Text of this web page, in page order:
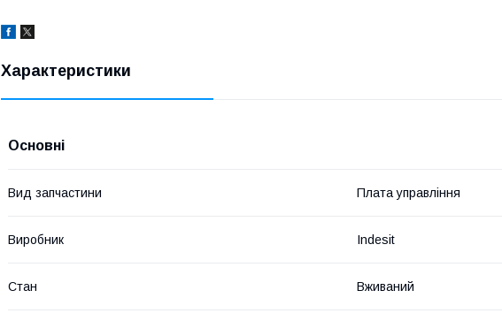
Характеристики
Основні
Вид запчастини Плата управління
Виробник Indesit
Стан Вживаний